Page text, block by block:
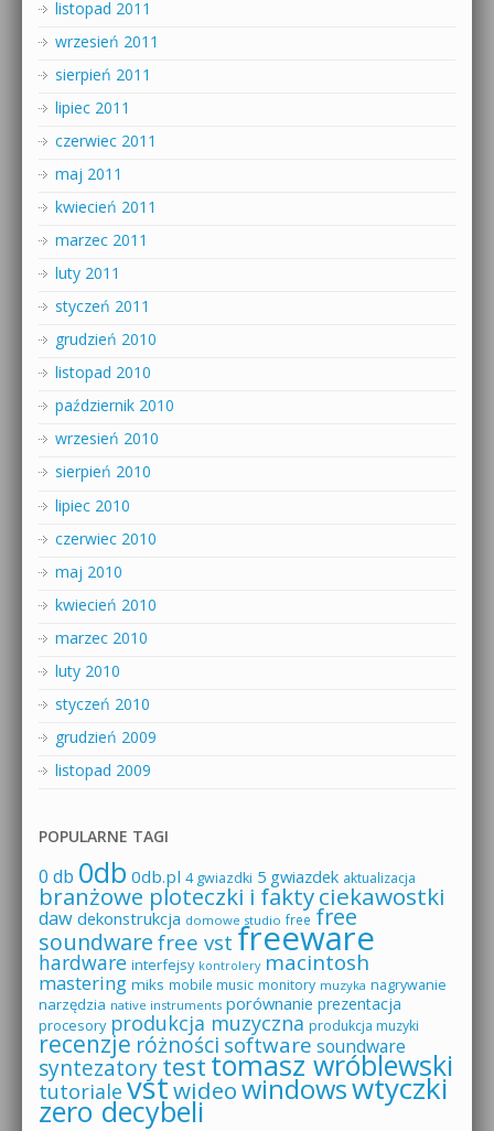
listopad 2011
wrzesień 2011
sierpień 2011
lipiec 2011
czerwiec 2011
maj 2011
kwiecień 2011
marzec 2011
luty 2011
styczeń 2011
grudzień 2010
listopad 2010
październik 2010
wrzesień 2010
sierpień 2010
lipiec 2010
czerwiec 2010
maj 2010
kwiecień 2010
marzec 2010
luty 2010
styczeń 2010
grudzień 2009
listopad 2009
POPULARNE TAGI
0 db 0db 0db.pl 4 gwiazdki 5 gwiazdek aktualizacja
branżowe ploteczki i faktyciekawostki
daw dekonstrukcja domowe studio free free
soundware free vst freeware
hardware interfejsy kontrolery macintosh
mastering miks mobile music monitory muzyka nagrywanie
narzędzia native instruments porównanie prezentacja
procesory produkcja muzyczna produkcja muzyki
recenzje różności software soundware
syntezatorytesttomasz wróblewski
tutoriale vstwideowindowswtyczki
zero decybeli